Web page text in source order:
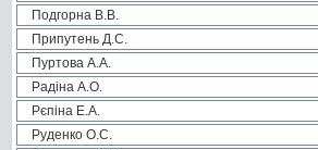
Подгорна В.В.
Припутень Д.С.
Пуртова А.А.
Радіна А.О.
Рєпіна Е.А.
Руденко О.С.